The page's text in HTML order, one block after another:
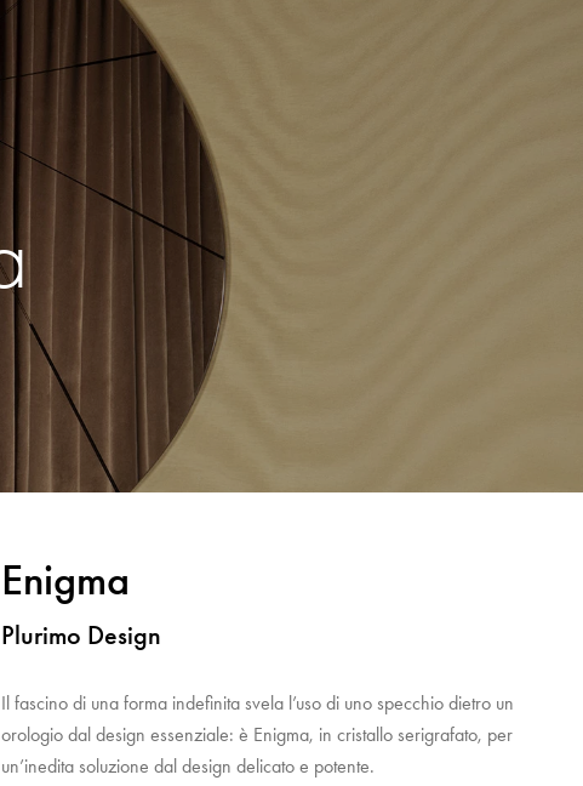
Enigma
Plurimo Design
Il fascino di una forma indefinita svela l’uso di uno specchio dietro un
orologio dal design essenziale: è Enigma, in cristallo serigrafato, per
un’inedita soluzione dal design delicato e potente.